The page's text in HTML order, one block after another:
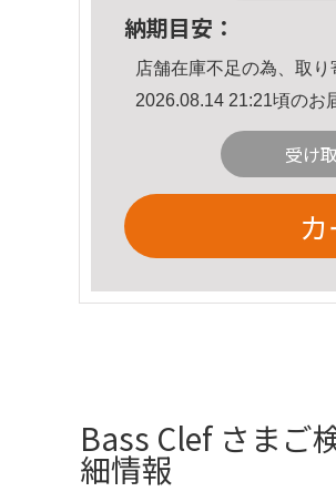
納期目安：
店舗在庫不足の為、取り
2026.08.14 21:21頃のお
受け
Bass Clef さまご
細情報